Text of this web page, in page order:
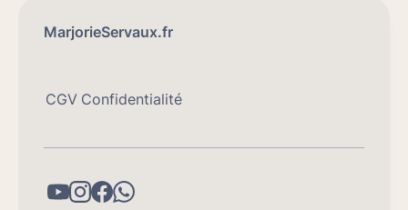
MarjorieServaux.fr
CGV Confidentialité